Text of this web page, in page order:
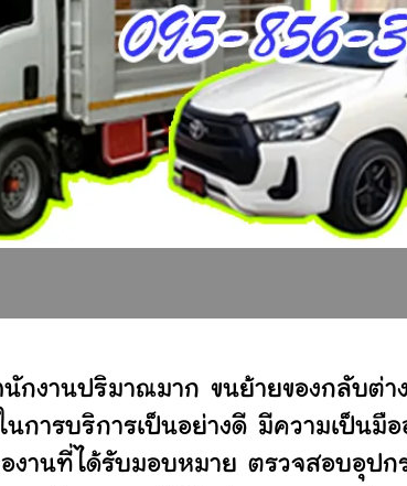
กงานปริมาณมาก ขนย้ายของกลับต่า
ารบริการเป็นอย่างดี มีความเป็นมือ
งานที่ได้รับมอบหมาย ตรวจสอบอุปก